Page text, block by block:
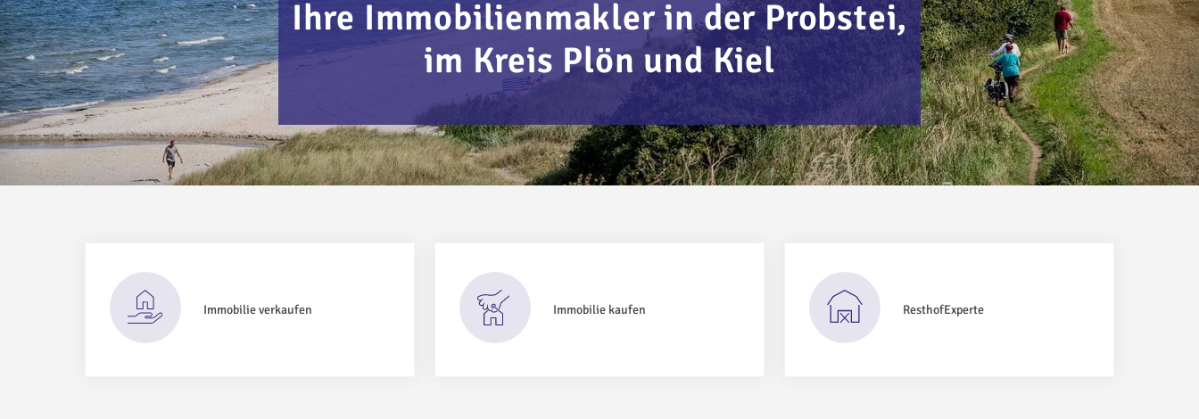
Ihre Immobilienmakler in der Probstei,
im Kreis Plön und Kiel
Immobilie verkaufen Immobilie kaufen ResthofExperte